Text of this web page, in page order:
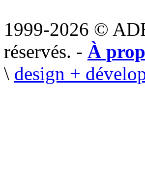
1999-2026 ©
réservés. - À
\ design +